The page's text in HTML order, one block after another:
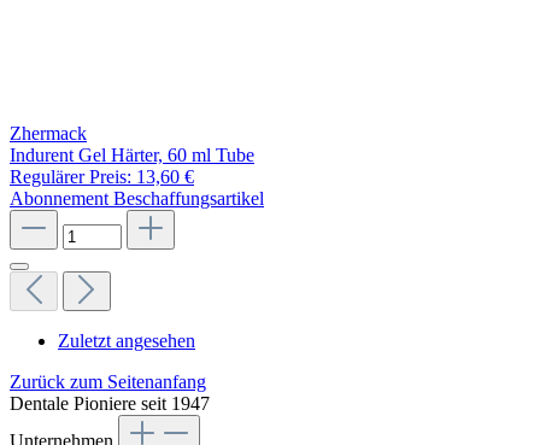
Zhermack
Indurent Gel Härter, 60 ml Tube
Regulärer Preis: 13,60 €
Abonnement Beschaffungsartikel
Zuletzt angesehen
Zurück zum Seitenanfang
Dentale Pioniere seit 1947